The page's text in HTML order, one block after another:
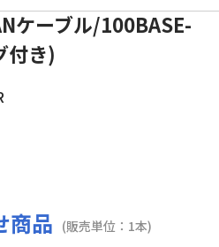
ケーブル/100BASE-
付き)
商品 (販売単位：1本)